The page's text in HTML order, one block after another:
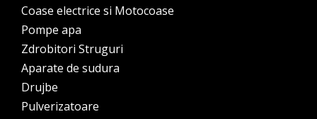
Coase electrice si Motocoase
Pompe apa
Zdrobitori Struguri
Aparate de sudura
Drujbe
Pulverizatoare